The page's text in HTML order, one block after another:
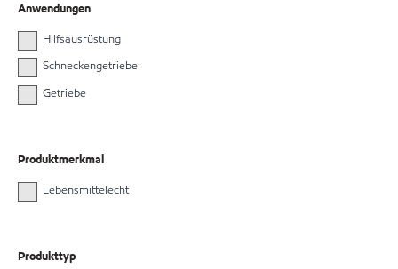
Anwendungen
Hilfsausrüstung
Schneckengetriebe
Getriebe
Produktmerkmal
Lebensmittelecht
Produkttyp